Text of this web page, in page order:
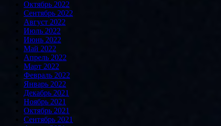
Октябрь 2022
Сентябрь 2022
Август 2022
Июль 2022
Июнь 2022
Май 2022
Апрель 2022
Март 2022
Февраль 2022
Январь 2022
Декабрь 2021
Ноябрь 2021
Октябрь 2021
Сентябрь 2021